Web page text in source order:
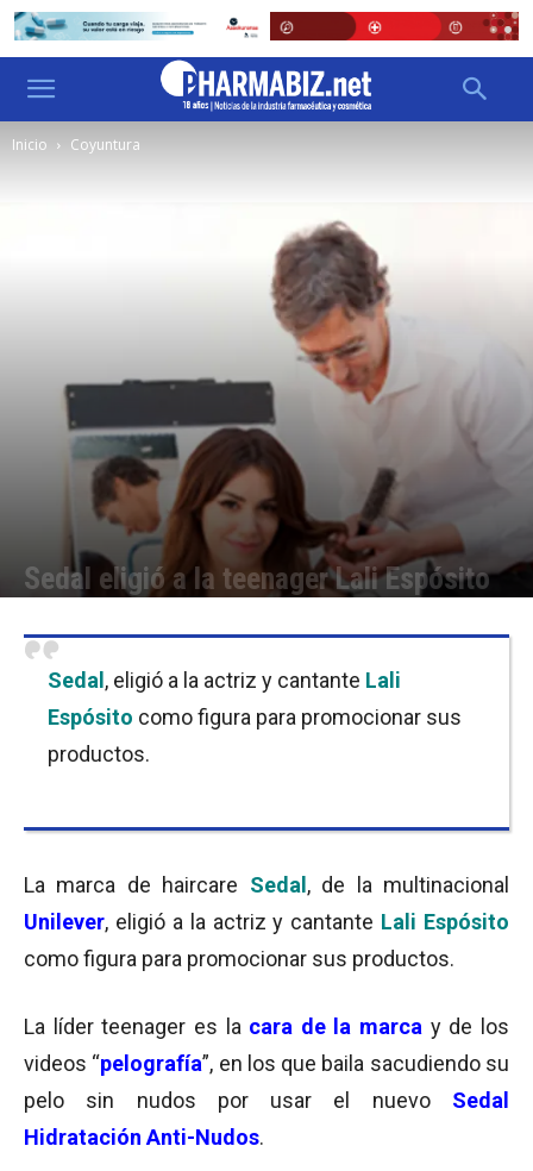
Inicio Coyuntura
Sedal eligió a la teenager Lali Espósito
Sedal , eligió a la actriz y cantante Lali
Espósito como figura para promocionar sus
productos.
La marca de haircare Sedal , de la multinacional
Unilever, eligió a la actriz y cantante Lali Espósito
como figura para promocionar sus productos.
La líder teenager es la cara de la marca y de los
videos “pelografía”, en los que baila sacudiendo su
pelo sin nudos por usar el nuevo Sedal
Hidratación Anti-Nudos.